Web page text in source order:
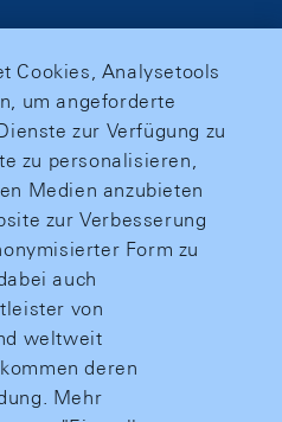
Cookies, Analysetools
um angeforderte
zur Verfügung zu
zu personalisieren,
Medien anzubieten
zur Verbesserung
Form zu
auch
von
weltweit
deren
Mehr